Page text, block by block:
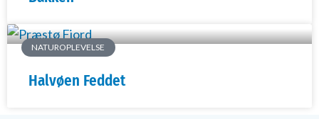
NATUROPLEVELSE
Halvøen Feddet